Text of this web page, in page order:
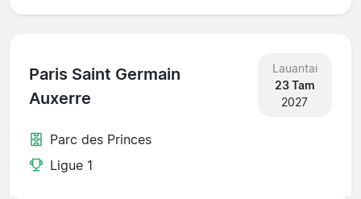
Paris Saint Germain
Auxerre
Lauantai
23 Tam
2027
Parc des Princes
Ligue 1